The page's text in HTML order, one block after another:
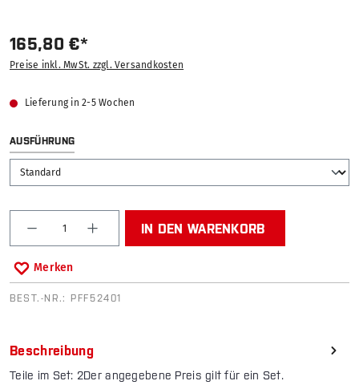
165,80 €*
Preise inkl. MwSt. zzgl. Versandkosten
Lieferung in 2-5 Wochen
AUSFÜHRUNGAUSWÄHLEN
Produkt Anzahl: Gib den gewünschten Wert ein
IN DEN WARENKORB
Merken
BEST.-NR.: PFF52401
Beschreibung
Teile im Set: 2Der angegebene Preis gilt für ein Set.